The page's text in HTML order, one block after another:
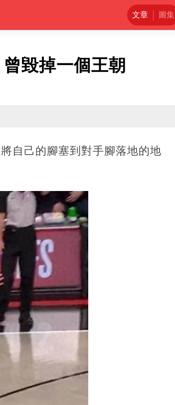
文章 圖集
毀掉一個王朝
自己的腳塞到對手腳落地的地